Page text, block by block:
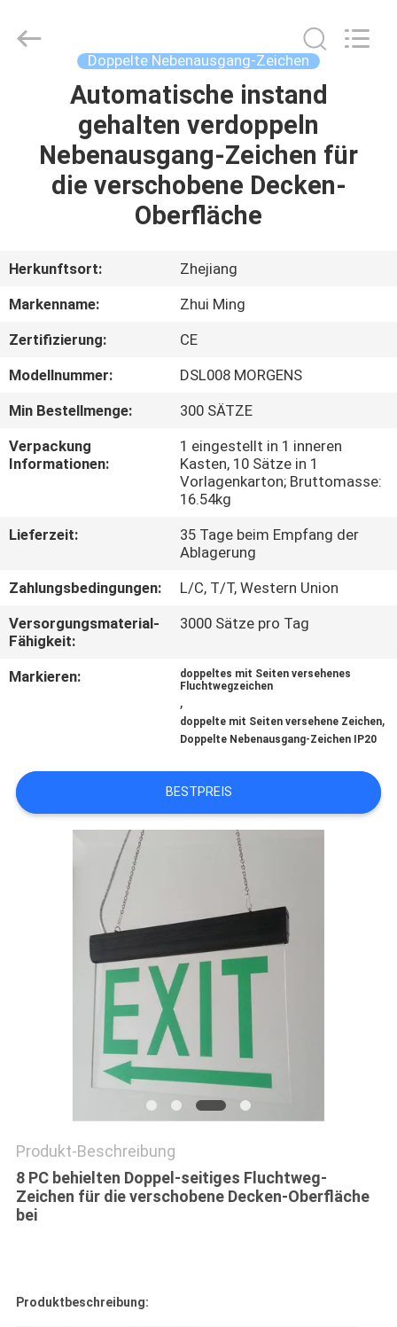
PRODUKTE
FABRIK-
QUALITÄTSKONTROLLE
TRETEN
SIE
UNS
VERBINDUNG
FORDERN
SIE EIN
DATENSCHUTZRICHTLINIE
Co.,Ltd.
Doppelte Nebenausgang-Zeichen
Automatische instand
gehalten verdoppeln
Nebenausgang-Zeichen für
die verschobene Decken-
Oberfläche
Herkunftsort:
Zhejiang
Markenname:
Zhui Ming
Zertifizierung:
CE
Modellnummer:
DSL008 MORGENS
Min Bestellmenge:
300 SÄTZE
Verpackung
Informationen:
1 eingestellt in 1 inneren
Kasten, 10 Sätze in 1
Vorlagenkarton; Bruttomasse:
16.54kg
Lieferzeit:
35 Tage beim Empfang der
Ablagerung
Zahlungsbedingungen:
L/C, T/T, Western Union
Versorgungsmaterial-
Fähigkeit:
3000 Sätze pro Tag
Markieren:
doppeltes mit Seiten versehenes
Fluchtwegzeichen
,
doppelte mit Seiten versehene Zeichen,
Doppelte Nebenausgang-Zeichen IP20
BESTPREIS
Produkt-Beschreibung
8 PC behielten Doppel-seitiges Fluchtweg-
Zeichen für die verschobene Decken-Oberfläche
bei
Produktbeschreibung: